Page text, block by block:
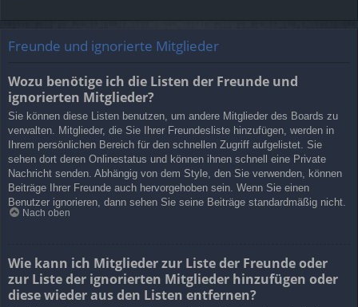
Freunde und ignorierte Mitglieder
Wozu benötige ich die Listen der Freunde und
ignorierten Mitglieder?
Sie können diese Listen benutzen, um andere Mitglieder des Boards zu
verwalten. Mitglieder, die Sie Ihrer Freundesliste hinzufügen, werden in
Ihrem persönlichen Bereich für den schnellen Zugriff aufgelistet. Sie
sehen dort deren Onlinestatus und können ihnen schnell eine Private
Nachricht senden. Abhängig von dem Style, den Sie verwenden, können
Beiträge Ihrer Freunde auch hervorgehoben sein. Wenn Sie einen
Benutzer ignorieren, dann sehen Sie seine Beiträge standardmäßig nicht.
Nach oben
Wie kann ich Mitglieder zur Liste der Freunde oder
zur Liste der ignorierten Mitglieder hinzufügen oder
diese wieder aus den Listen entfernen?